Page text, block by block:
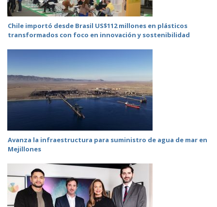
Chile importó desde Brasil US$112 millones en plásticos
transformados con foco en innovación y sostenibilidad
Avanza la infraestructura para suministro de agua de mar en
Mejillones